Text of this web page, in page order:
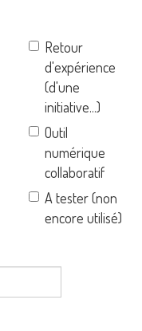
Retour
d'expérience
(d'une
initiative...)
Outil
numérique
collaboratif
A tester (non
encore utilisé)